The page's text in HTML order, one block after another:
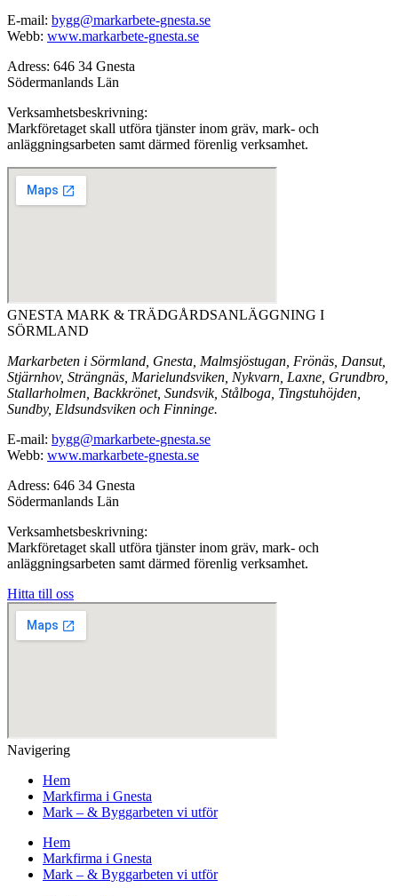
E-mail: bygg@markarbete-gnesta.se
Webb: www.markarbete-gnesta.se
Adress: 646 34 Gnesta
Södermanlands Län
Verksamhetsbeskrivning:
Markföretaget skall utföra tjänster inom gräv, mark- och
anläggningsarbeten samt därmed förenlig verksamhet.
GNESTA MARK & TRÄDGÅRDSANLÄGGNING I
SÖRMLAND
Markarbeten i Sörmland, Gnesta, Malmsjöstugan, Frönäs, Dansut,
Stjärnhov, Strängnäs, Marielundsviken, Nykvarn, Laxne, Grundbro,
Stallarholmen, Backkrönet, Sundsvik, Stålboga, Tingstuhöjden,
Sundby, Eldsundsviken och Finninge.
E-mail: bygg@markarbete-gnesta.se
Webb: www.markarbete-gnesta.se
Adress: 646 34 Gnesta
Södermanlands Län
Verksamhetsbeskrivning:
Markföretaget skall utföra tjänster inom gräv, mark- och
anläggningsarbeten samt därmed förenlig verksamhet.
Hitta till oss
Navigering
Hem
Markfirma i Gnesta
Mark – & Byggarbeten vi utför
Hem
Markfirma i Gnesta
Mark – & Byggarbeten vi utför